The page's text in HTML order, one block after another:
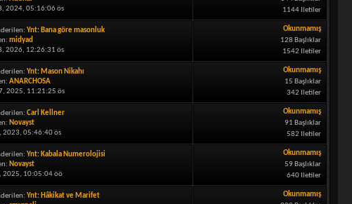
2024, 05:16:06 ös
1144 Iletiler
Ynt: Bana göre masonluk
midyad
2026, 12:26:31 ös
Okunmamış
128 Başlıklar
1542 Iletiler
Ynt: Mason Nikahı
ANARCHOSA
2025, 11:21:25 ös
Okunmamış
15 Başlıklar
342 Iletiler
Carl Kellner
Novayst
2023, 05:46:40 ös
Okunmamış
91 Başlıklar
582 Iletiler
Ynt: Kabala Numerolojisi
Novayst
2025, 10:05:04 öö
Okunmamış
59 Başlıklar
640 Iletiler
Ynt: Hâkikat ve Marifet
Okunmamış